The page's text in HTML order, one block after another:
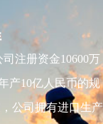
注册资金10600万
产10亿人民币的规
公司拥有进口生产